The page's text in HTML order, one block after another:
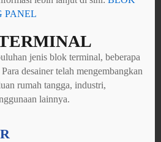
PANEL
jenis blok terminal, beberapa
desainer telah mengembangkan
rumah tangga, industri,
lainnya.